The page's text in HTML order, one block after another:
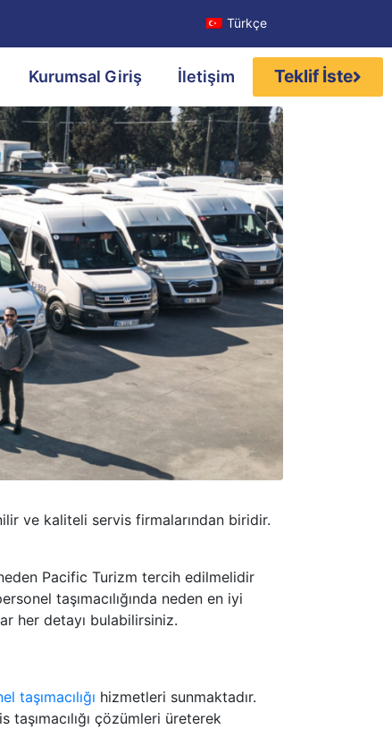
Türkçe
Kurumsal Giriş İletişim Teklif İste
ve kaliteli servis firmalarından biridir.
neden Pacific Turizm tercih edilmelidir
taşımacılığında neden en iyi
her detayı bulabilirsiniz.
taşımacılığı hizmetleri sunmaktadır.
çözümleri üreterek